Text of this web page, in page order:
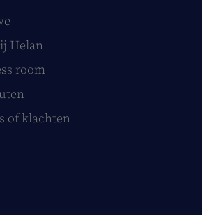
Helan
room
of klachten